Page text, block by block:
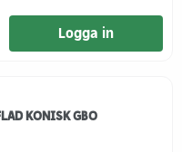
Logga in
KONISK GBO